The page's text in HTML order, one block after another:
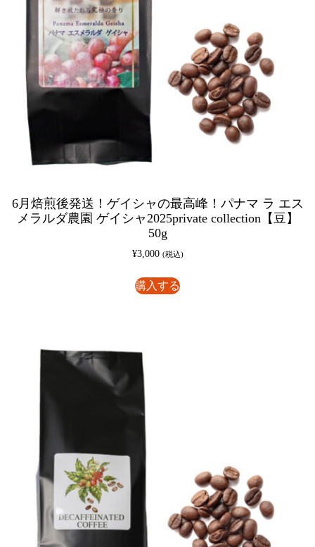
6月焙煎後発送！ゲイシャの最高峰！パナマ ラ エス
メラルダ農園 ゲイシャ2025private collection【豆】
50g
¥3,000 (税込)
購入する